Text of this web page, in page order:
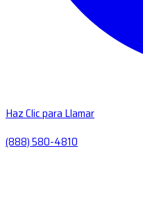
Haz Clic para Llamar
(888) 580-4810